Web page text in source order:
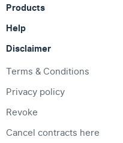
Products
Help
Disclaimer
Terms & Conditions
Privacy policy
Revoke
Cancel contracts here